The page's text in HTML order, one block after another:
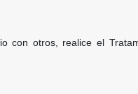
con otros, realice el